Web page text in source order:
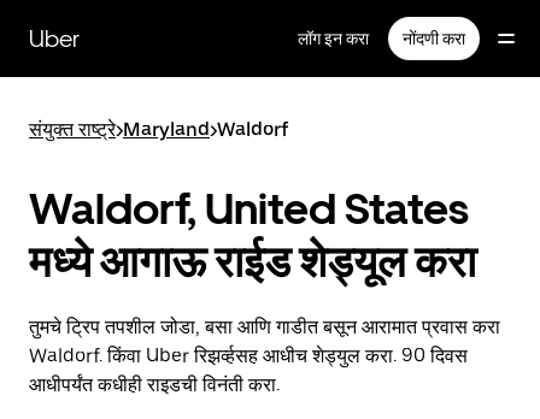
सामग्रीवरUber लॉग इन करा नोंदणी करा
संयुक्त राष्ट्रे>Maryland>Waldorf
Waldorf, United States
मध्ये आगाऊ राईड शेड्यूल करा
तुमचे ट्रिप तपशील जोडा, बसा आणि गाडीत बसून आरामात प्रवास करा
Waldorf. किंवा Uber रिझर्व्हसह आधीच शेड्युल करा. 90 दिवस
आधीपर्यंत कधीही राइडची विनंती करा.